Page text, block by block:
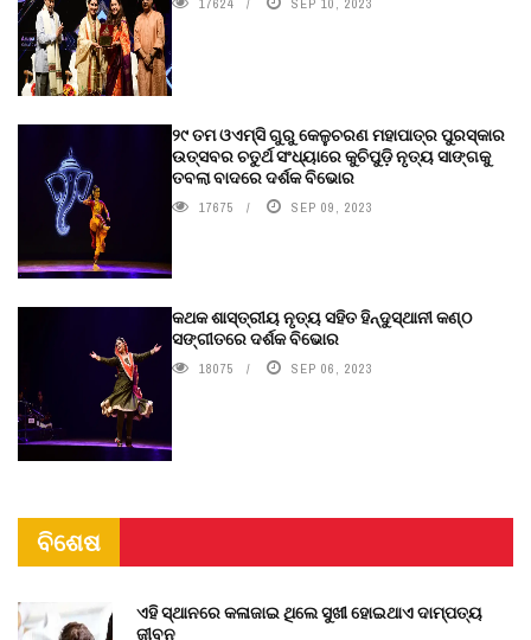
୨୯ ତମ ଓଏମ୍‌ସି ଗୁରୁ କେଳୁଚରଣ ମହାପାତ୍ର ପୁରସ୍କାର
ଉତ୍ସବର ଚତୁର୍ଥ ସଂଧ୍ୟାରେ କୁଚିପୁଡ଼ି ନୃତ୍ୟ ସାଙ୍ଗକୁ
ତବଲା ବାଦରେ ଦର୍ଶକ ବିଭୋର
17675 SEP 09, 2023
କଥକ ଶାସ୍ତ୍ରୀୟ ନୃତ୍ୟ ସହିତ ହିନ୍ଦୁସ୍ଥାନୀ କଣ୍ଠ
ସଙ୍ଗୀତରେ ଦର୍ଶକ ବିଭୋର
18075 SEP 06, 2023
ବିଶେଷ
ଏହି ସ୍ଥାନରେ କଳାଜାଇ ଥିଲେ ସୁଖୀ ହୋଇଥାଏ ଦାମ୍ପତ୍ୟ
ଜୀବନ